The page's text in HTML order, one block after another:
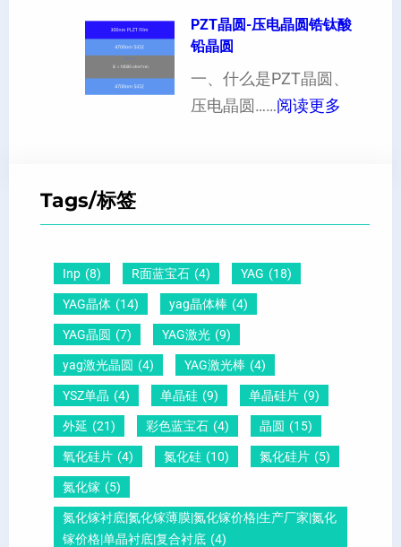
超
薄
硅
）
响
白
或
者
因
？
给
你
说
明
1
晶
向
晶
向
1
1
0
怎
？
PZT晶圆-压电晶圆锆钛酸
铅晶圆
一、什么是PZT晶圆、
压电晶圆……阅读更多
晶
Tags/标签
Inp (8) R面蓝宝石 (4) YAG (18)
YAG晶体 (14) yag晶体棒 (4)
YAG晶圆 (7) YAG激光 (9)
yag激光晶圆 (4) YAG激光棒 (4)
YSZ单晶 (4) 单晶硅 (9) 单晶硅片 (9)
外延 (21) 彩色蓝宝石 (4) 晶圆 (15)
氧化硅片 (4) 氮化硅 (10) 氮化硅片 (5)
氮化镓 (5)
氮化镓衬底|氮化镓薄膜|氮化镓价格|生产厂家|氮化
镓价格|单晶衬底|复合衬底 (4)